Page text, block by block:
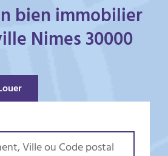
bien immobilier
Nimes 30000